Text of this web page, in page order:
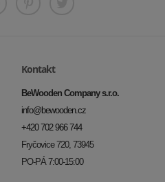
Kontakt
BeWooden Company s.r.o.
info@bewooden.cz
+420 702 966 744
Fryčovice 720, 73945
PO-PÁ 7:00-15:00